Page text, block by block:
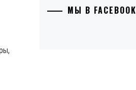
МЫ В FACEBOOK